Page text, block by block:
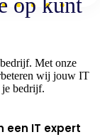
op kunt
Met onze
wij jouw IT
bedrijf.
een IT expert